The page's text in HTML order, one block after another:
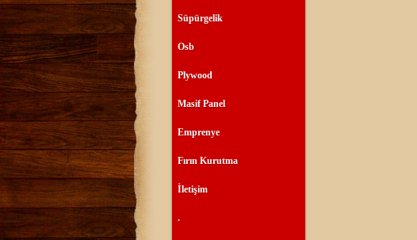
Süpürgelik
Osb
Plywood
Masif Panel
Emprenye
Fırın Kurutma
İletişim
.